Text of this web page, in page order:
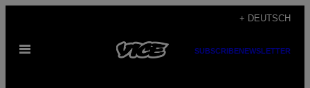
content
+ DEUTSCH
Open
SUBSCRIBENEWSLETTER